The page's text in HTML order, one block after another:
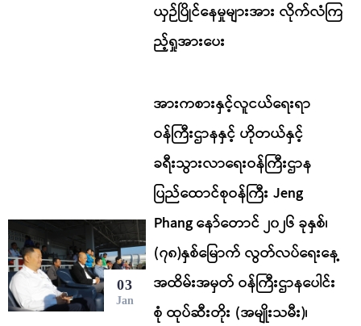
ယှဉ်ပြိုင်နေမှုများအား လိုက်လံကြ
ည့်ရှုအားပေး
03
Jan
အားကစားနှင့်လူငယ်ရေးရာ
ဝန်ကြီးဌာနနှင့် ဟိုတယ်နှင့်
ခရီးသွားလာရေးဝန်ကြီးဌာန
ပြည်ထောင်စုဝန်ကြီး Jeng
Phang နော်တောင် ၂၀၂၆ ခုနှစ်၊
(၇၈)နှစ်မြောက် လွတ်လပ်ရေးနေ့
အထိမ်းအမှတ် ဝန်ကြီးဌာနပေါင်း
စုံ ထုပ်ဆီးတိုး (အမျိုးသမီး)၊